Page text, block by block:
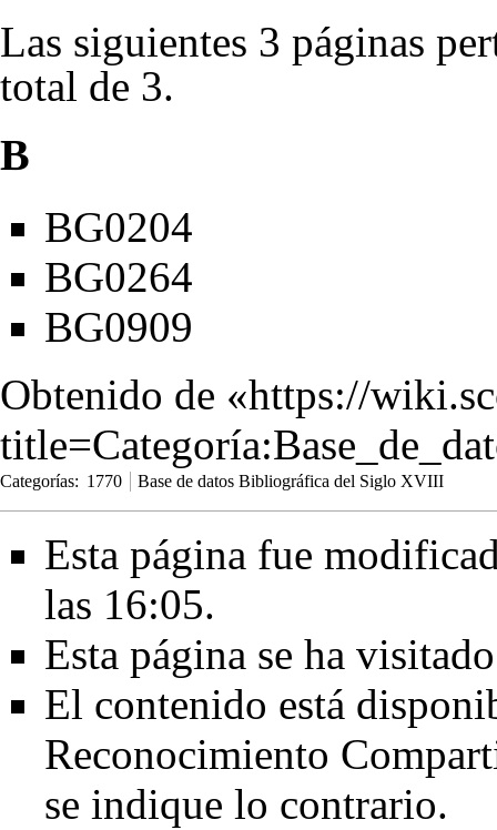
Las siguientes 3 páginas
total de 3.
B
BG0204
BG0264
BG0909
Obtenido de «https://
Categorías: 1770 Base de datos Bibliográfica del Siglo XVIII
Esta página fue
las 16:05.
Esta página se ha
El contenido está
Reconocimiento
se indique lo contrario.